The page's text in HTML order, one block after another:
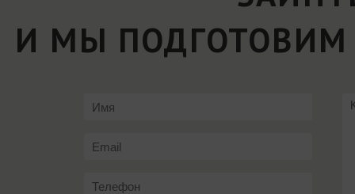
И МЫ ПОДГОТОВИМ